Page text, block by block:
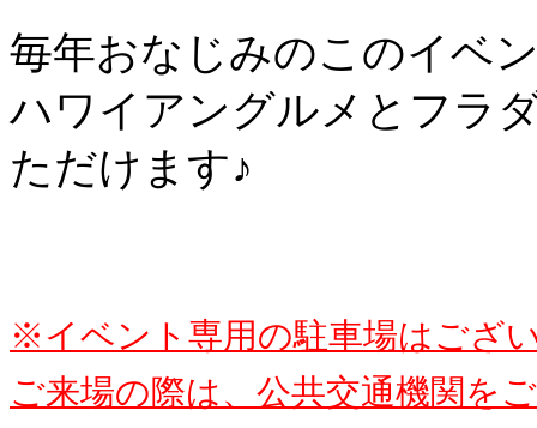
毎年おなじみのこのイベ
ハワイアングルメとフラ
ただけます♪
※イベント専用の駐車場はござ
ご来場の際は、 公共交通機関を